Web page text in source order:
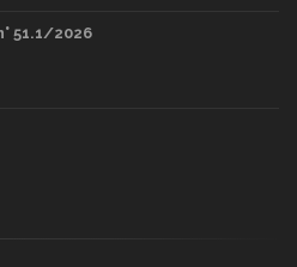
51.1/2026